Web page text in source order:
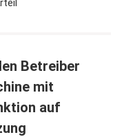
Betreiber
mit
auf